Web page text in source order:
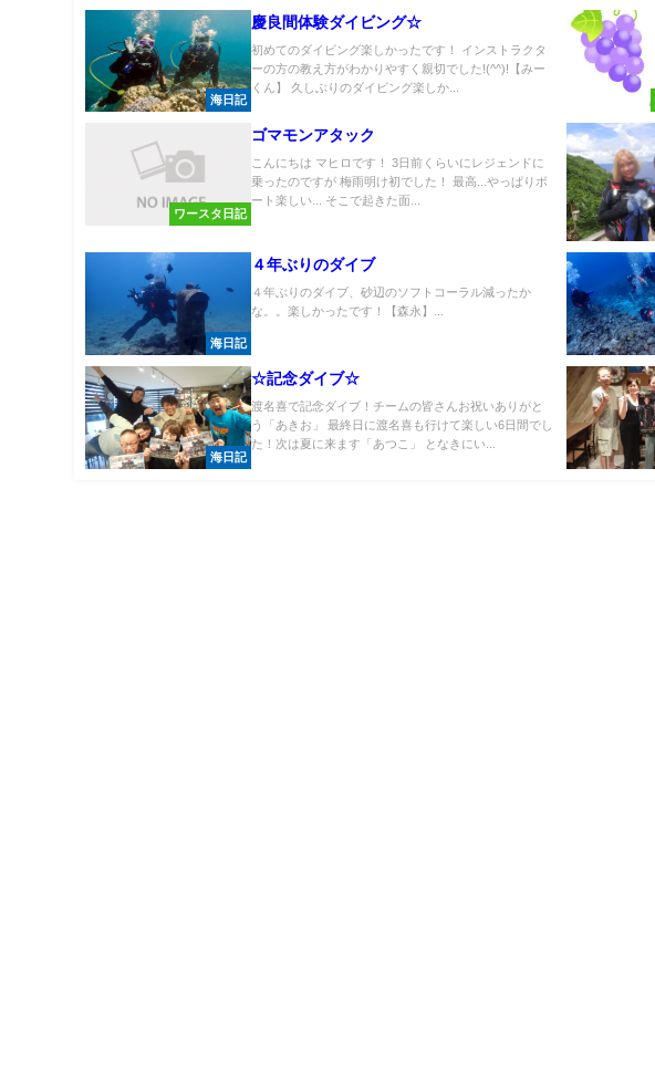
海日記
慶良間体験ダイビング☆
初めてのダイビング楽しかったです！ インストラクタ
ーの方の教え方がわかりやすく親切でした!(^^)!【みー
くん】 久しぶりのダイビング楽しか...
ワースタ日記
ゴマモンアタック
こんにちは マヒロです！ 3日前くらいにレジェンドに
乗ったのですが 梅雨明け初でした！ 最高...やっぱりボ
ート楽しい... そこで起きた面...
海日記
４年ぶりのダイブ
４年ぶりのダイブ、砂辺のソフトコーラル減ったか
な。。楽しかったです！【森永】...
海日記
☆記念ダイブ☆
渡名喜で記念ダイブ！チームの皆さんお祝いありがと
う「あきお」 最終日に渡名喜も行けて楽しい6日間でし
た！次は夏に来ます「あつこ」 となきにい...